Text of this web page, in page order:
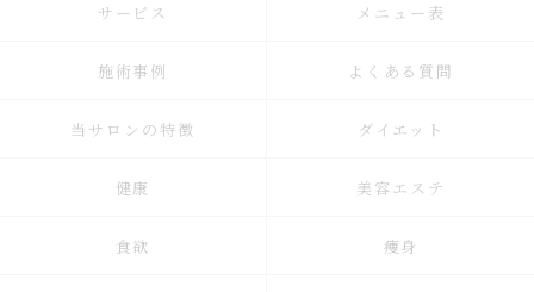
サービス メニュー表
施術事例 よくある質問
当サロンの特徴 ダイエット
健康 美容エステ
食欲 痩身